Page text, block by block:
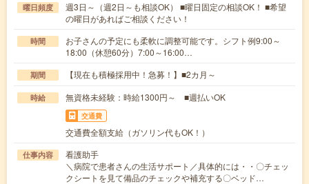
曜日頻度
週3日～（週2日～も相談OK） ■曜日固定の相談OK！ ■希望
の曜日があればご相談ください！
時間
お子さんの予定にも柔軟に調整可能です。シフト例9:00～
18:00（休憩60分）7:00～16:00…
期間 【現在も積極採用中！急募！】■2カ月～
時給 無資格未経験：時給1300円～ ■週払いOK
交通費
交通費全額支給（ガソリン代もOK！）
仕事内容
看護助手
＼病院で患者さんの生活サポート／具体的には・・〇チェッ
クシートを見て備品のチェックや補充する〇ベッド…